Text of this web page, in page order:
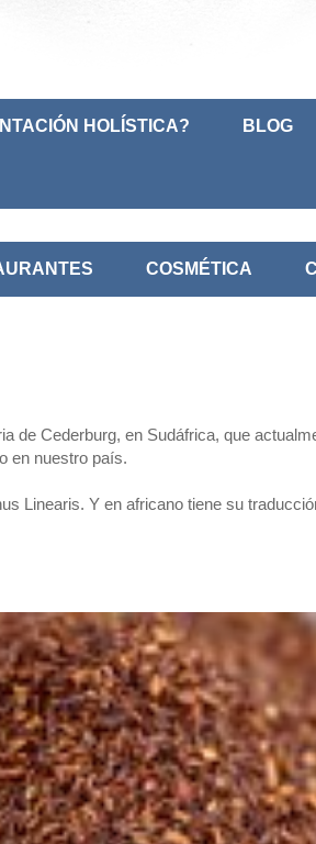
HOLÍSTICA? BLOG
COSMÉTICA
de Cederburg, en Sudáfrica, que
en nuestro país.
Linearis. Y en africano tiene su